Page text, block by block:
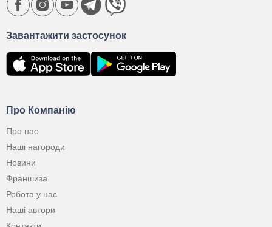
Про Компанію
Про нас
Наші нагороди
Новини
Франшиза
Робота у нас
Наші автори
Завантажити застосунок